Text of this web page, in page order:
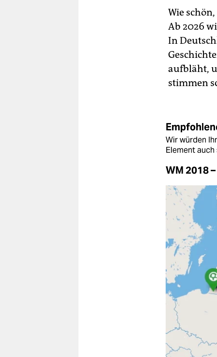
Wie
Ab 2026
In
aufbläht,
stimmen
Wir würden
Element auch
WM 2018